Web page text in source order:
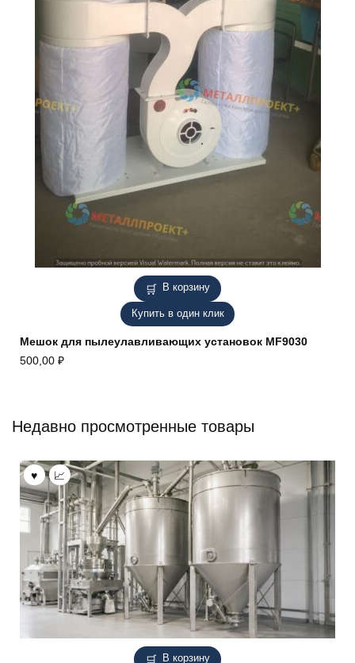
В корзину
Купить в один клик
Мешок для пылеулавливающих установок MF9030
500,00 ₽
Недавно просмотренные товары
В корзину